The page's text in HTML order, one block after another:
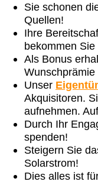
Sie schonen
Quellen!
Ihre
bekommen
Als Bonus
Unser
Akquisitoren.
aufnehmen.
Durch Ihr
spenden!
Steigern Sie
Solarstrom!
Dies alles ist